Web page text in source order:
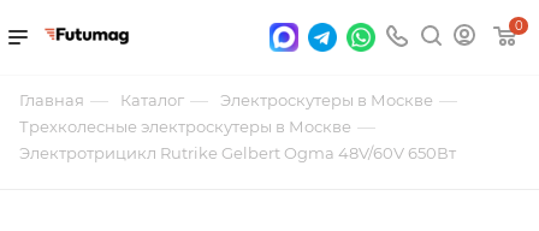
0
Главная — Каталог — Электроскутеры в Москве —
Трехколесные электроскутеры в Москве —
Электротрицикл Rutrike Gelbert Ogma 48V/60V 650Вт